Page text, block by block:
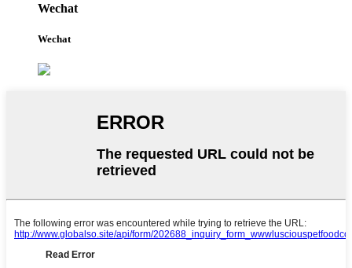
Wechat
Wechat